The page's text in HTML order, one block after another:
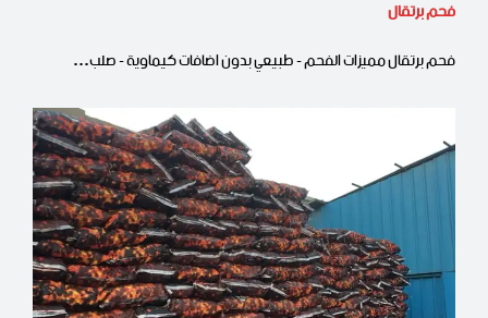
فحم برتقال
فحم برتقال مميزات الفحم - طبيعي بدون اضافات كيماوية - صلب…